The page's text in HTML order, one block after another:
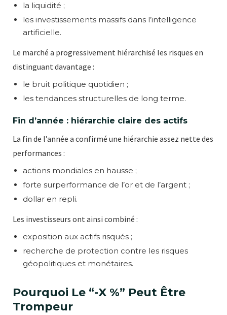
la liquidité ;
les investissements massifs dans l’intelligence
artificielle.
Le marché a progressivement hiérarchisé les risques en
distinguant davantage :
le bruit politique quotidien ;
les tendances structurelles de long terme.
Fin d’année : hiérarchie claire des actifs
La fin de l’année a confirmé une hiérarchie assez nette des
performances :
actions mondiales en hausse ;
forte surperformance de l’or et de l’argent ;
dollar en repli.
Les investisseurs ont ainsi combiné :
exposition aux actifs risqués ;
recherche de protection contre les risques
géopolitiques et monétaires.
Pourquoi Le “-X %” Peut Être
Trompeur